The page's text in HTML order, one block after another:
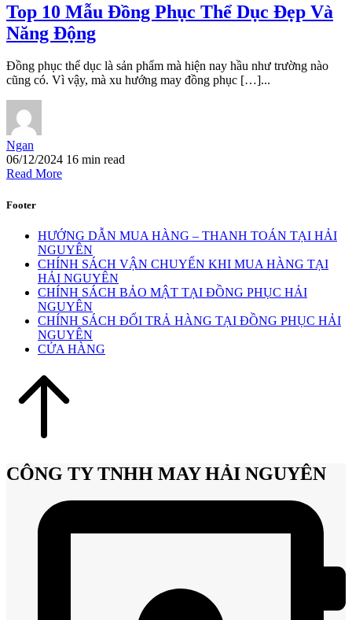
Top 10 Mẫu Đồng Phục Thể Dục Đẹp Và
Năng Động
Đồng phục thể dục là sản phẩm mà hiện nay hầu như trường nào
cũng có. Vì vậy, mà xu hướng may đồng phục […]...
Ngan
06/12/2024 16 min read
Read More
Footer
HƯỚNG DẪN MUA HÀNG – THANH TOÁN TẠI HẢI
NGUYÊN
CHÍNH SÁCH VẬN CHUYỂN KHI MUA HÀNG TẠI
HẢI NGUYÊN
CHÍNH SÁCH BẢO MẬT TẠI ĐỒNG PHỤC HẢI
NGUYÊN
CHÍNH SÁCH ĐỔI TRẢ HÀNG TẠI ĐỒNG PHỤC HẢI
NGUYÊN
CỬA HÀNG
CÔNG TY TNHH MAY HẢI NGUYÊN